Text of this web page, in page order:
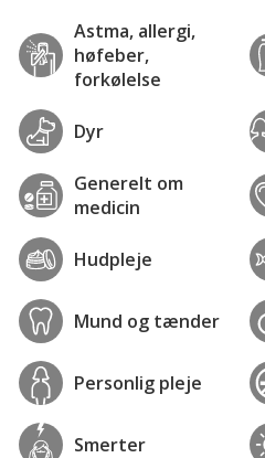
Astma, allergi,
høfeber,
forkølelse
Dyr
Generelt om
medicin
Hudpleje
Mund og tænder
Personlig pleje
Smerter